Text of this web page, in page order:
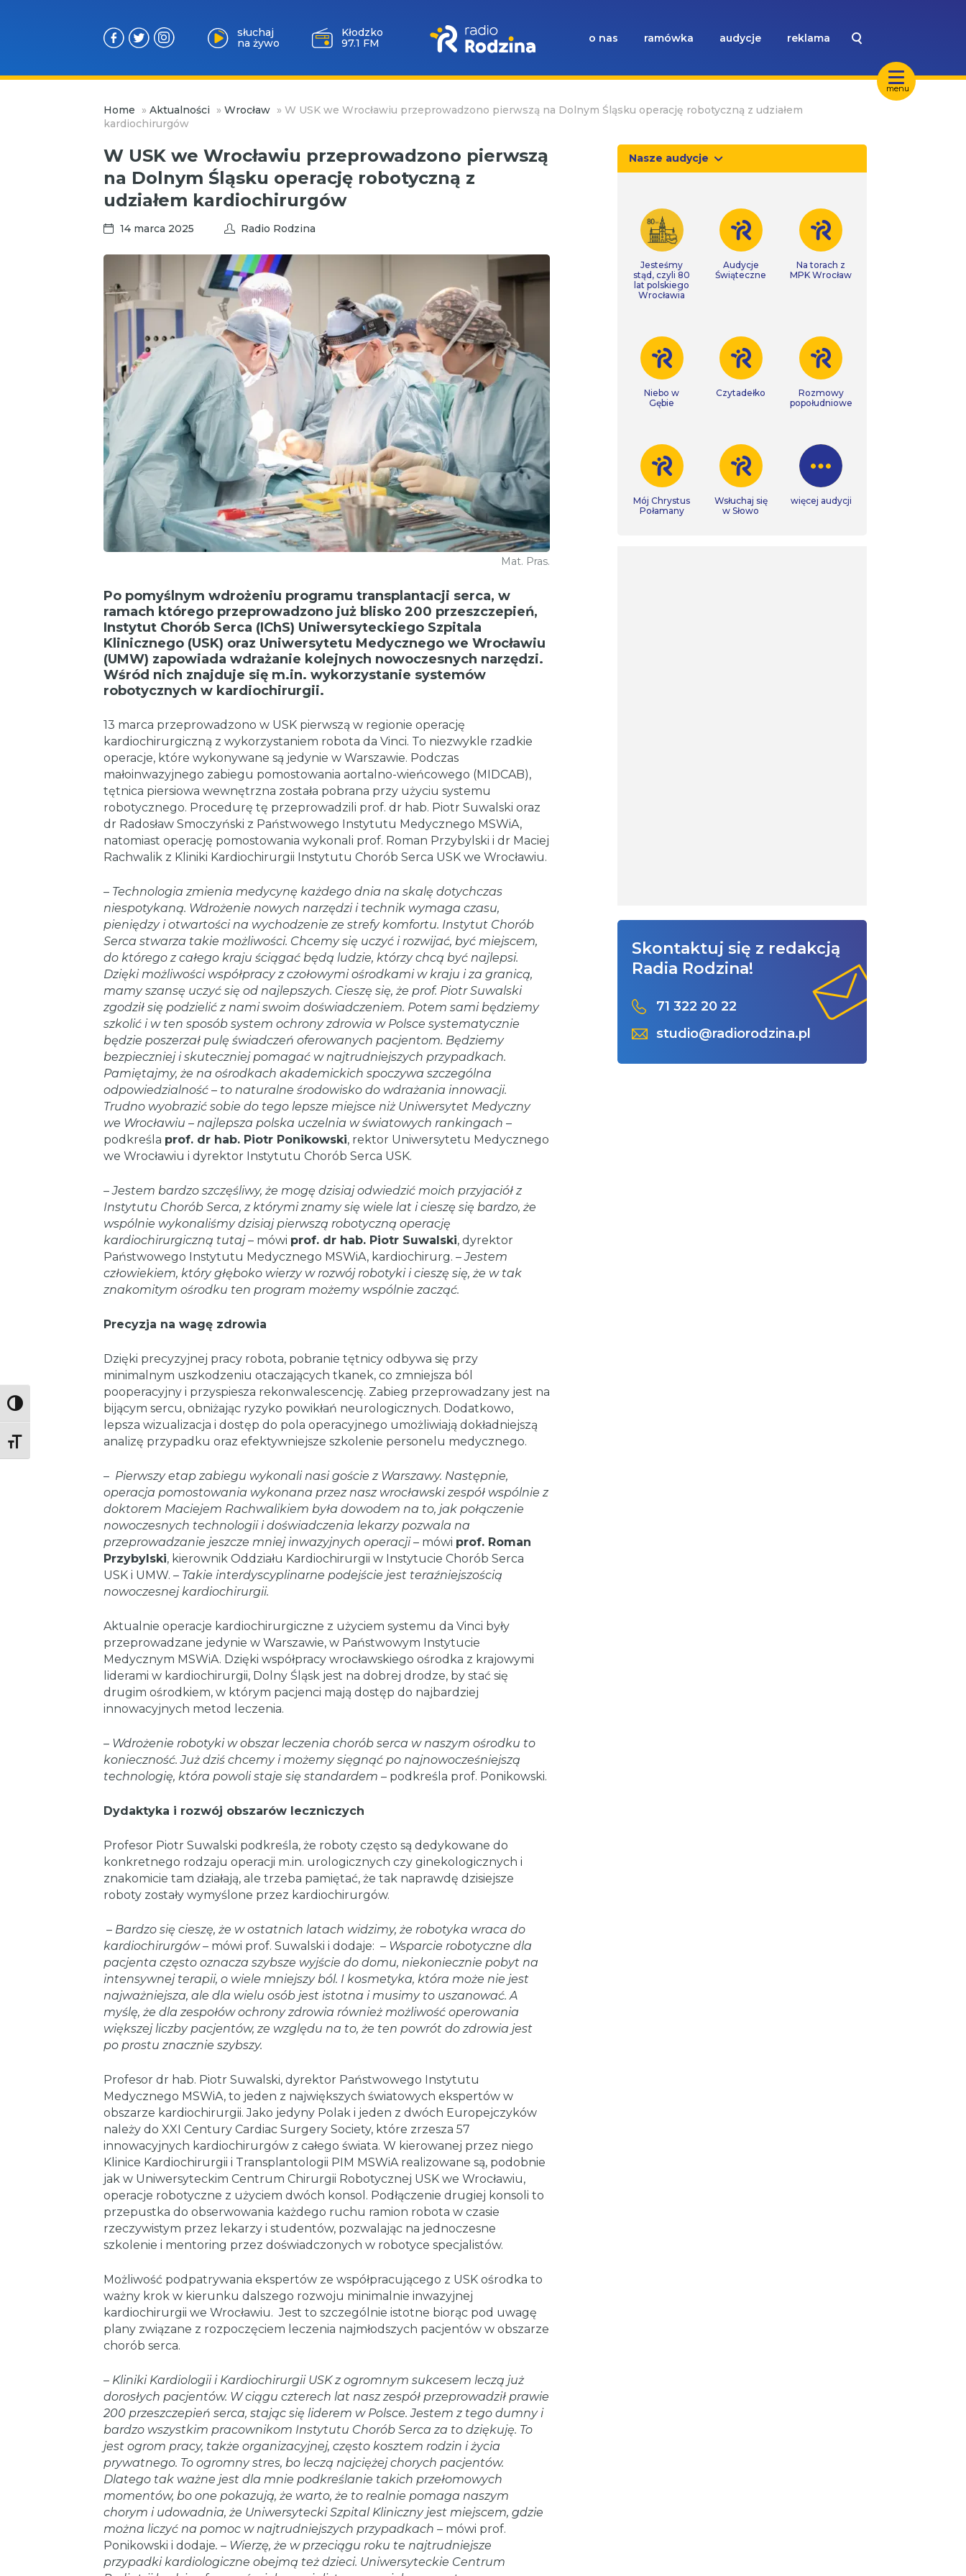
Toggle High Contrast
Toggle Font size
menu
słuchaj
na żywo
Wołów
99.6 FM
o nas ramówka audycje reklama
Home » Aktualności » Wrocław » W USK we Wrocławiu przeprowadzono pierwszą na Dolnym Śląsku operację robotyczną z udziałem
kardiochirurgów
W USK we Wrocławiu przeprowadzono pierwszą
na Dolnym Śląsku operację robotyczną z
udziałem kardiochirurgów
14 marca 2025 Radio Rodzina
Mat. Pras.
Po pomyślnym wdrożeniu programu transplantacji serca, w
ramach którego przeprowadzono już blisko 200 przeszczepień,
Instytut Chorób Serca (IChS) Uniwersyteckiego Szpitala
Klinicznego (USK) oraz Uniwersytetu Medycznego we Wrocławiu
(UMW) zapowiada wdrażanie kolejnych nowoczesnych narzędzi.
Wśród nich znajduje się m.in. wykorzystanie systemów
robotycznych w kardiochirurgii.
13 marca przeprowadzono w USK pierwszą w regionie operację
kardiochirurgiczną z wykorzystaniem robota da Vinci. To niezwykle rzadkie
operacje, które wykonywane są jedynie w Warszawie. Podczas
małoinwazyjnego zabiegu pomostowania aortalno-wieńcowego (MIDCAB),
tętnica piersiowa wewnętrzna została pobrana przy użyciu systemu
robotycznego. Procedurę tę przeprowadzili prof. dr hab. Piotr Suwalski oraz
dr Radosław Smoczyński z Państwowego Instytutu Medycznego MSWiA,
natomiast operację pomostowania wykonali prof. Roman Przybylski i dr Maciej
Rachwalik z Kliniki Kardiochirurgii Instytutu Chorób Serca USK we Wrocławiu.
– Technologia zmienia medycynę każdego dnia na skalę dotychczas
niespotykaną. Wdrożenie nowych narzędzi i technik wymaga czasu,
pieniędzy i otwartości na wychodzenie ze strefy komfortu. Instytut Chorób
Serca stwarza takie możliwości. Chcemy się uczyć i rozwijać, być miejscem,
do którego z całego kraju ściągać będą ludzie, którzy chcą być najlepsi.
Dzięki możliwości współpracy z czołowymi ośrodkami w kraju i za granicą,
mamy szansę uczyć się od najlepszych. Cieszę się, że prof. Piotr Suwalski
zgodził się podzielić z nami swoim doświadczeniem. Potem sami będziemy
szkolić i w ten sposób system ochrony zdrowia w Polsce systematycznie
będzie poszerzał pulę świadczeń oferowanych pacjentom. Będziemy
bezpieczniej i skuteczniej pomagać w najtrudniejszych przypadkach.
Pamiętajmy, że na ośrodkach akademickich spoczywa szczególna
odpowiedzialność – to naturalne środowisko do wdrażania innowacji.
Trudno wyobrazić sobie do tego lepsze miejsce niż Uniwersytet Medyczny
we Wrocławiu – najlepsza polska uczelnia w światowych rankingach –
podkreśla prof. dr hab. Piotr Ponikowski, rektor Uniwersytetu Medycznego
we Wrocławiu i dyrektor Instytutu Chorób Serca USK.
–Jestem bardzo szczęśliwy, że mogę dzisiaj odwiedzić moich przyjaciół z
Instytutu Chorób Serca, z którymi znamy się wiele lat i cieszę się bardzo, że
wspólnie wykonaliśmy dzisiaj pierwszą robotyczną operację
kardiochirurgiczną tutaj– mówi prof. dr hab. Piotr Suwalski, dyrektor
Państwowego Instytutu Medycznego MSWiA, kardiochirurg. –Jestem
człowiekiem, który głęboko wierzy w rozwój robotyki i cieszę się, że w tak
znakomitym ośrodku ten program możemy wspólnie zacząć.
Precyzja na wagę zdrowia
Dzięki precyzyjnej pracy robota, pobranie tętnicy odbywa się przy
minimalnym uszkodzeniu otaczających tkanek, co zmniejsza ból
pooperacyjny i przyspiesza rekonwalescencję. Zabieg przeprowadzany jest na
bijącym sercu, obniżając ryzyko powikłań neurologicznych. Dodatkowo,
lepsza wizualizacja i dostęp do pola operacyjnego umożliwiają dokładniejszą
analizę przypadku oraz efektywniejsze szkolenie personelu medycznego.
– Pierwszy etap zabiegu wykonali nasi goście z Warszawy. Następnie,
operacja pomostowania wykonana przez nasz wrocławski zespół wspólnie z
doktorem Maciejem Rachwalikiem była dowodem na to, jak połączenie
nowoczesnych technologii i doświadczenia lekarzy pozwala na
przeprowadzanie jeszcze mniej inwazyjnych operacji– mówi prof. Roman
Przybylski, kierownik Oddziału Kardiochirurgii w Instytucie Chorób Serca
USK i UMW. – Takie interdyscyplinarne podejście jest teraźniejszością
nowoczesnej kardiochirurgii.
Aktualnie operacje kardiochirurgiczne z użyciem systemu da Vinci były
przeprowadzane jedynie w Warszawie, w Państwowym Instytucie
Medycznym MSWiA. Dzięki współpracy wrocławskiego ośrodka z krajowymi
liderami w kardiochirurgii, Dolny Śląsk jest na dobrej drodze, by stać się
drugim ośrodkiem, w którym pacjenci mają dostęp do najbardziej
innowacyjnych metod leczenia.
– Wdrożenie robotyki w obszar leczenia chorób serca w naszym ośrodku to
konieczność. Już dziś chcemy i możemy sięgnąć po najnowocześniejszą
technologię, która powoli staje się standardem – podkreśla prof. Ponikowski.
Dydaktyka i rozwój obszarów leczniczych
Profesor Piotr Suwalski podkreśla, że roboty często są dedykowane do
konkretnego rodzaju operacji m.in. urologicznych czy ginekologicznych i
znakomicie tam działają, ale trzeba pamiętać, że tak naprawdę dzisiejsze
roboty zostały wymyślone przez kardiochirurgów.
– Bardzo się cieszę, że w ostatnich latach widzimy, że robotyka wraca do
kardiochirurgów– mówi prof. Suwalski i dodaje: – Wsparcie robotyczne dla
pacjenta często oznacza szybsze wyjście do domu, niekoniecznie pobyt na
intensywnej terapii, o wiele mniejszy ból. I kosmetyka, która może nie jest
najważniejsza, ale dla wielu osób jest istotna i musimy to uszanować. A
myślę, że dla zespołów ochrony zdrowia również możliwość operowania
większej liczby pacjentów, ze względu na to, że ten powrót do zdrowia jest
po prostu znacznie szybszy.
Profesor dr hab. Piotr Suwalski, dyrektor Państwowego Instytutu
Medycznego MSWiA, to jeden z największych światowych ekspertów w
obszarze kardiochirurgii. Jako jedyny Polak i jeden z dwóch Europejczyków
należy do XXI Century Cardiac Surgery Society, które zrzesza 57
innowacyjnych kardiochirurgów z całego świata. W kierowanej przez niego
Klinice Kardiochirurgii i Transplantologii PIM MSWiA realizowane są, podobnie
jak w Uniwersyteckim Centrum Chirurgii Robotycznej USK we Wrocławiu,
operacje robotyczne z użyciem dwóch konsol. Podłączenie drugiej konsoli to
przepustka do obserwowania każdego ruchu ramion robota w czasie
rzeczywistym przez lekarzy i studentów, pozwalając na jednoczesne
szkolenie i mentoring przez doświadczonych w robotyce specjalistów.
Możliwość podpatrywania ekspertów ze współpracującego z USK ośrodka to
ważny krok w kierunku dalszego rozwoju minimalnie inwazyjnej
kardiochirurgii we Wrocławiu. Jest to szczególnie istotne biorąc pod uwagę
plany związane z rozpoczęciem leczenia najmłodszych pacjentów w obszarze
chorób serca.
– Kliniki Kardiologii i Kardiochirurgii USK z ogromnym sukcesem leczą już
dorosłych pacjentów. W ciągu czterech lat nasz zespół przeprowadził prawie
200 przeszczepień serca, stając się liderem w Polsce. Jestem z tego dumny i
bardzo wszystkim pracownikom Instytutu Chorób Serca za to dziękuję. To
jest ogrom pracy, także organizacyjnej, często kosztem rodzin i życia
prywatnego. To ogromny stres, bo leczą najciężej chorych pacjentów.
Dlatego tak ważne jest dla mnie podkreślanie takich przełomowych
momentów, bo one pokazują, że warto, że to realnie pomaga naszym
chorym i udowadnia, że Uniwersytecki Szpital Kliniczny jest miejscem, gdzie
można liczyć na pomoc w najtrudniejszych przypadkach – mówi prof.
Ponikowski i dodaje. – Wierzę, że w przeciągu roku te najtrudniejsze
przypadki kardiologiczne obejmą też dzieci. Uniwersyteckie Centrum
Nasze audycje
Jesteśmy
stąd, czyli 80
lat polskiego
Wrocławia
Audycje
Świąteczne
Na torach z
MPK Wrocław
Niebo w
Gębie
Czytadełko
Rozmowy
popołudniowe
Mój Chrystus
Połamany
Wsłuchaj się
w Słowo
więcej audycji
Skontaktuj się z redakcją
Radia Rodzina!
71 322 20 22
studio@radiorodzina.pl